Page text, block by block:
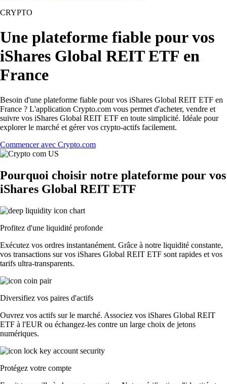
CRYPTO
Une plateforme fiable pour vos
iShares Global REIT ETF en
France
Besoin d'une plateforme fiable pour vos iShares Global REIT ETF en
France ? L'application Crypto.com vous permet d'acheter, vendre et
suivre vos iShares Global REIT ETF en toute simplicité. Idéale pour
explorer le marché et gérer vos crypto-actifs facilement.
Commencer avec Crypto.com
Pourquoi choisir notre plateforme pour vos
iShares Global REIT ETF
Profitez d'une liquidité profonde
Exécutez vos ordres instantanément. Grâce à notre liquidité constante,
vos transactions sur vos iShares Global REIT ETF sont rapides et vos
tarifs ultra-transparents.
Diversifiez vos paires d'actifs
Ouvrez vos actifs sur le marché. Associez vos iShares Global REIT
ETF à l'EUR ou échangez-les contre un large choix de jetons
numériques.
Protégez votre compte